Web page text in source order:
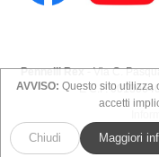
Pennelli Rex- Via C.
E C.F.
AVVISO: Questo sito utilizza
accetti
Chiudi Maggiori